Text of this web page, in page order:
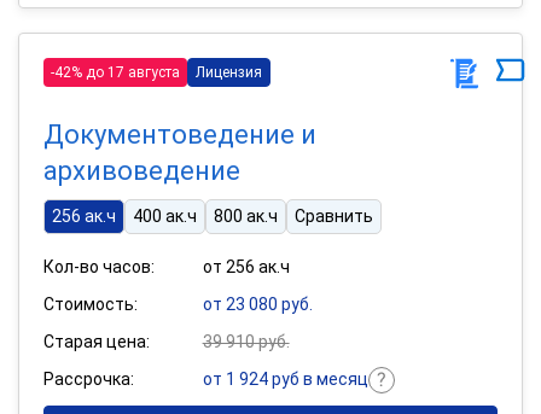
-42% до 17 августа Лицензия
Документоведение и
архивоведение
256 ак.ч 400 ак.ч 800 ак.ч Сравнить
Кол-во часов:
от 256 ак.ч
Стоимость:
от 23 080 руб.
Старая цена:
39 910 руб.
Рассрочка:
от 1 924 руб в месяц